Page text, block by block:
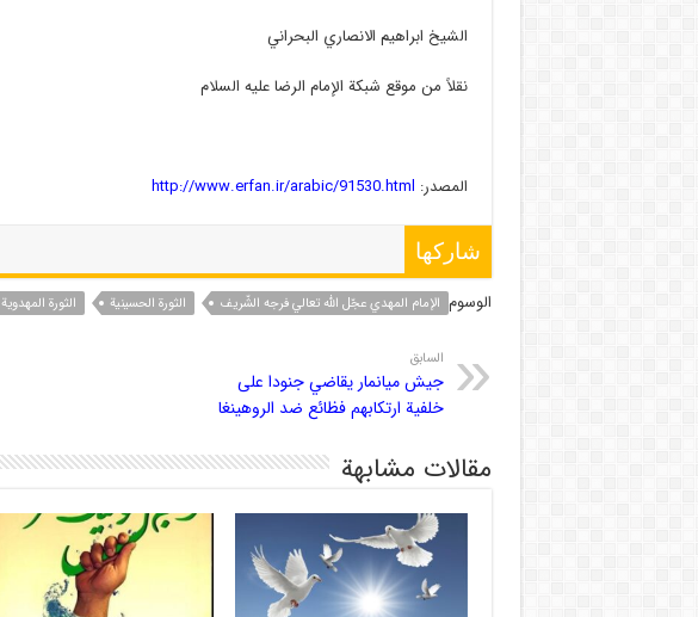
الشيخ ابراهيم الانصاري البحراني
نقلاً من موقع شبكة الإمام الرضا عليه السلام
المصدر: http://www.erfan.ir/arabic/91530.html
شاركها
الوسوم الإمام المهدي عجّل الله تعالي فرجه الشّريف الثورة الحسینیة الثورة المهدویة
السابق
جيش ميانمار يقاضي جنودا على
خلفية ارتكابهم فظائع ضد الروهينغا
مقالات مشابهة